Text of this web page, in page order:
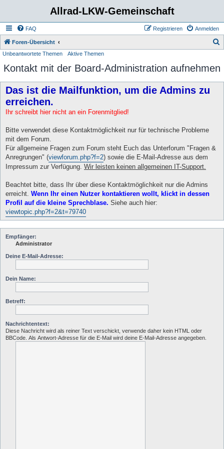
Allrad-LKW-Gemeinschaft
FAQ Anmelden
Registrieren
Foren-Übersicht
Unbeantwortete Themen Aktive Themen
Kontakt mit der Board-Administration aufnehmen
Das ist die Mailfunktion, um die Admins zu
erreichen.
Ihr schreibt hier nicht an ein Forenmitglied!
Bitte verwendet diese Kontaktmöglichkeit nur für technische Probleme
mit dem Forum.
Für allgemeine Fragen zum Forum steht Euch das Unterforum "Fragen &
Anregrungen" (viewforum.php?f=2) sowie die E-Mail-Adresse aus dem
Impressum zur Verfügung. Wir leisten keinen allgemeinen IT-Support.
Beachtet bitte, dass Ihr über diese Kontaktmöglichkeit nur die Admins
erreicht. Wenn Ihr einen Nutzer kontaktieren wollt, klickt in dessen
Profil auf die kleine Sprechblase. Siehe auch hier:
viewtopic.php?f=2&t=79740
Empfänger:
Administrator
Deine E-Mail-Adresse:
Dein Name:
Betreff:
Nachrichtentext:
Diese Nachricht wird als reiner Text verschickt, verwende daher kein HTML oder
BBCode. Als Antwort-Adresse für die E-Mail wird deine E-Mail-Adresse angegeben.